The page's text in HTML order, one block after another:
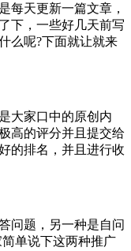
每天更新一篇文章，
下，一些好几天前写
么呢?下面就让就来
大家口中的原创内
高的评分并且提交给
的排名，并且进行收
问题，另一种是自问
单说下这两种推广